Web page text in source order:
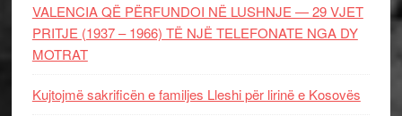
VALENCIA QË PËRFUNDOI NË LUSHNJE — 29 VJET
PRITJE (1937 – 1966) TË NJË TELEFONATE NGA DY
MOTRAT
Kujtojmë sakrificën e familjes Lleshi për lirinë e Kosovës